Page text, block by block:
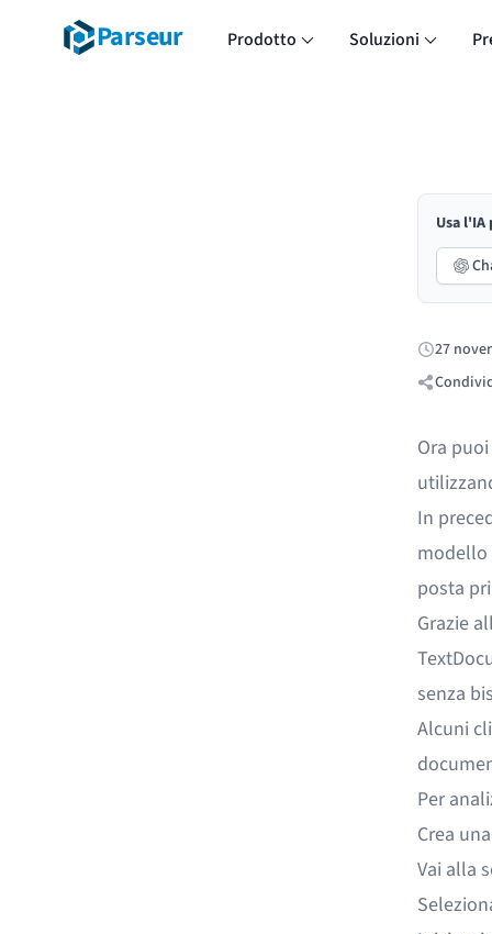
Parseur Prodotto Soluzioni
Usa
Pubblicato:
27
Ora
In
modello
posta
Grazie
senza
Alcuni
Per
Crea
Vai alla